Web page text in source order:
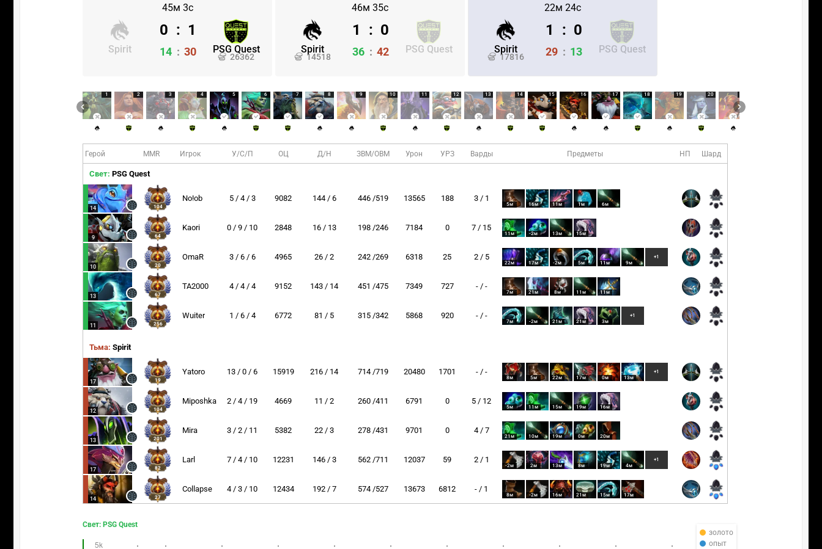
45м 3с
Spirit PSG Quest
26362
0 : 1
14 : 30
46м 35с
Spirit
14518
PSG Quest
1 : 0
36 : 42
22м 24с
Spirit
17816
PSG Quest
1 : 0
29 : 13
1 2 3 4 5 6 7 8 9 10 11 12 13 14 15 16 17 18 19 20
Герой MMR Игрок У/С/П ОЦ Д/Н ЗВМ/ОВМ Урон УРЗ Варды Предметы НП Шард
Свет: PSG Quest
14 104
No!ob 5 / 4 / 3 9082 144 / 6 446 /519 13565 188 3 / 1
5м 16м 11м 1м 6м
9 64
Kaori 0 / 9 / 10 2848 16 / 13 198 /246 7184 0 7 / 15
11м -2м 13м 15м
10 20
OmaR 3 / 6 / 6 4965 26 / 2 242 /269 6318 25 2 / 5
22м 17м -2м 5м 11м 9м
+1
13 67
TA2000 4 / 4 / 4 9152 143 / 14 451 /475 7349 727 - / -
7м 21м 8м 11м 11м
11 256
Wuiter 1 / 6 / 4 6772 81 / 5 315 /342 5868 920 - / -
7м -2м 21м 21м 3м
+1
Тьма: Spirit
17 19
Yatoro 13 / 0 / 6 15919 216 / 14 714 /719 20480 1701 - / -
8м 5м 22м 17м 0м 13м
+1
12 104
Miposhka 2 / 4 / 19 4669 11 / 2 260 /411 6791 0 5 / 12
5м 11м 15м 19м 16м
13 201
Mira 3 / 2 / 11 5382 22 / 3 278 /431 9701 0 4 / 7
21м 10м 19м 0м 20м
17 82
Larl 7 / 4 / 10 12231 146 / 3 562 /711 12037 59 2 / 1
-2м 2м 13м 8м 19м 4м
+1
14 27
Collapse 4 / 3 / 10 12434 192 / 7 574 /527 13673 6812 - / 1
8м -2м 16м 21м 15м 17м
золото
опыт
Свет: PSG Quest